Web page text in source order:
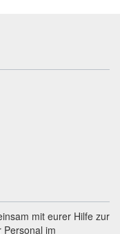
mit eurer Hilfe zur
im